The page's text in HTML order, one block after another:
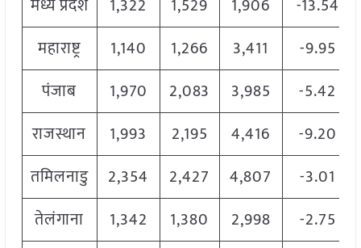
मध्य प्रदेश
1,322 1,529 1,906
-13.54
महाराष्ट्र
1,140 1,266 3,411
-9.95
पंजाब
1,970 2,083 3,985
-5.42
राजस्थान
1,993 2,195 4,416
-9.20
तमिलनाडु
2,354 2,427 4,807
-3.01
तेलंगाना
1,342 1,380 2,998
-2.75